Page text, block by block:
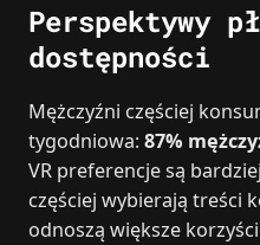
Perspektywy
dostępności
Mężczyźni częściej
tygodniowa: 87%
VR preferencje są
częściej wybierają treści
odnoszą większe